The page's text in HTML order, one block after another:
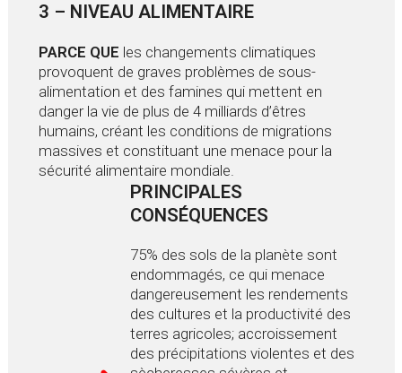
3 – NIVEAU ALIMENTAIRE
PARCE QUE les changements climatiques
provoquent de graves problèmes de sous-
alimentation et des famines qui mettent en
danger la vie de plus de 4 milliards d’êtres
humains, créant les conditions de migrations
massives et constituant une menace pour la
sécurité alimentaire mondiale.
PRINCIPALES
CONSÉQUENCES
75% des sols de la planète sont
endommagés, ce qui menace
dangereusement les rendements
des cultures et la productivité des
terres agricoles; accroissement
des précipitations violentes et des